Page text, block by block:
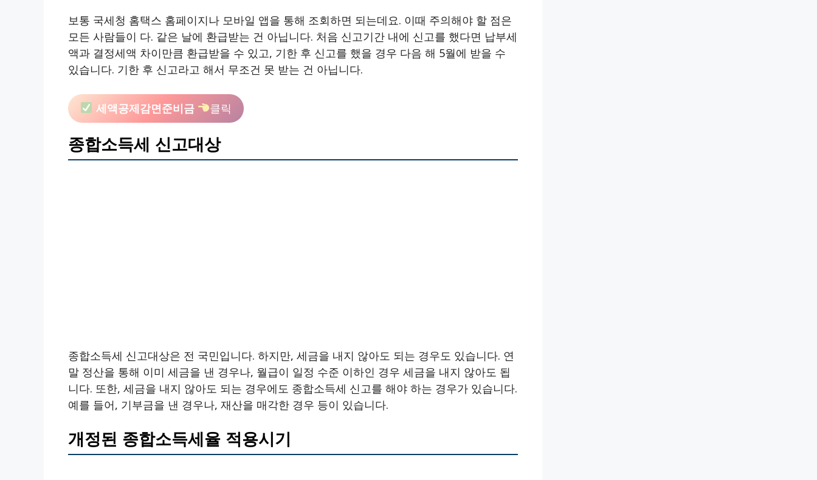
보통 국세청 홈택스 홈페이지나 모바일 앱을 통해 조회하면 되는데요. 이때 주의해야 할 점은
모든 사람들이 다. 같은 날에 환급받는 건 아닙니다. 처음 신고기간 내에 신고를 했다면 납부세
액과 결정세액 차이만큼 환급받을 수 있고, 기한 후 신고를 했을 경우 다음 해 5월에 받을 수
있습니다. 기한 후 신고라고 해서 무조건 못 받는 건 아닙니다.
세액공제감면준비금 클릭
종합소득세 신고대상
종합소득세 신고대상은 전 국민입니다. 하지만, 세금을 내지 않아도 되는 경우도 있습니다. 연
말 정산을 통해 이미 세금을 낸 경우나, 월급이 일정 수준 이하인 경우 세금을 내지 않아도 됩
니다. 또한, 세금을 내지 않아도 되는 경우에도 종합소득세 신고를 해야 하는 경우가 있습니다.
예를 들어, 기부금을 낸 경우나, 재산을 매각한 경우 등이 있습니다.
개정된 종합소득세율 적용시기